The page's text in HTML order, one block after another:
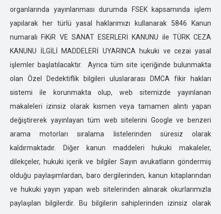
GİRESUN ÖZEL DEDEKTİFLİK
GÜMÜŞHANE ÖZEL DEDEKTİFLİK
HAKKARİ ÖZEL DEDEKTİFLİK
HATAY ÖZEL DEDEKTİFLİK
ISPARTA ÖZEL DEDEKTİFLİK
IĞDIR ÖZEL DEDEKTİFLİK
İSTANBUL ÖZEL DEDEKTİFLİK
İZMİR ÖZEL DEDEKTİFLİK
KARS ÖZEL DEDEKTİFLİK
KASTOMONU ÖZEL DEDEKTİFLİK
KARAMAN ÖZEL DEDEKTİFLİK
organlarında yayınlanması durumda FSEK kapsamında işlem
yapılarak her türlü yasal haklarımızı kullanarak 5846 Kanun
numaralı FiKiR VE SANAT ESERLERİ KANUNU ile TÜRK CEZA
KANUNU İLGİLİ MADDELERİ UYARINCA hukuki ve cezai yasal
işlemler başlatılacaktır. Ayrıca tüm site içeriğinde bulunmakta
olan Özel Dedektiflik bilgileri uluslararası DMCA fikir hakları
sistemi ile korunmakta olup, web sitemizde yayınlanan
makaleleri izinsiz olarak kısmen veya tamamen alıntı yapan
değiştirerek yayınlayan tüm web sitelerini Google ve benzeri
arama motorları sıralama listelerinden süresiz olarak
kaldırmaktadır. Diğer kanun maddeleri hukuki makaleler,
dilekçeler, hukuki içerik ve bilgiler Sayın avukatların göndermiş
olduğu paylaşımlardan, baro dergilerinden, kanun kitaplarından
ve hukuki yayın yapan web sitelerinden alınarak okurlarımızla
paylaşılan bilgilerdir. Bu bilgilerin sahiplerinden izinsiz olarak